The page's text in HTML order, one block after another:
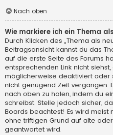
Nach oben
Wie markiere ich ein Thema
Durch Klicken des „Thema als
Beitragsansicht kannst du das
auf die erste Seite des Forums
entsprechenden Link nicht
möglicherweise deaktiviert oder
nicht genügend Zeit vergangen.
nach oben zu holen, indem du
schreibst. Stelle jedoch sicher,
Boards beachtest! Es wird meist
ohne triftigen Grund auf alte
geantwortet wird.